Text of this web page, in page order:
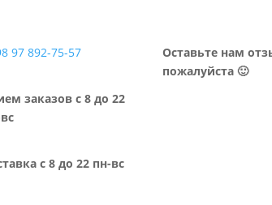
97 892-75-57
заказов с 8 до 22
с 8 до 22 пн-вс
Оставьте нам
пожалуйста 🙂